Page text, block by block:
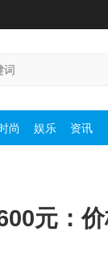
尚 娱乐 资讯
元：